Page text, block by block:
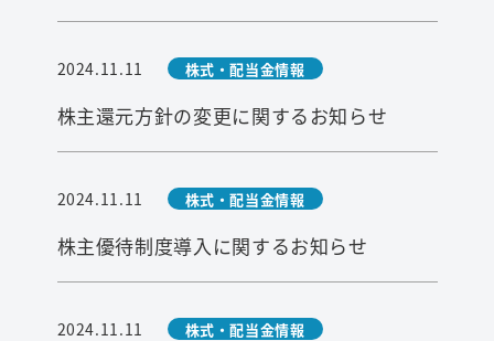
検索
2024.11.11 株式・配当金情報
株主還元方針の変更に関するお知らせ
2024.11.11 株式・配当金情報
株主優待制度導入に関するお知らせ
2024.11.11 株式・配当金情報